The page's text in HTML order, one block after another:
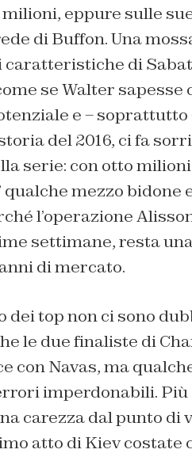
eppure sulle
di Buffon. Una
caratteristiche di
se Walter sapesse
e – soprattutto
del 2016, ci fa
serie: con otto
mezzo bidone
l’operazione
settimane, resta
di mercato.
dei top non ci sono
le due finaliste di
con Navas, ma
imperdonabili.
carezza dal punto di
atto di Kiev costate